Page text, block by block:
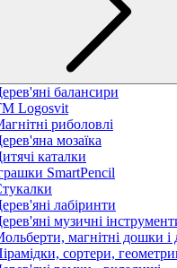
балансири
Logosvit
риболовлі
мозаїка
каталки
SmartPencil
лабіринти
музичні
магнітні дошки
сортери,